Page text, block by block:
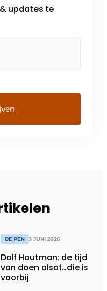
updates te
DE PEN 3 JUNI 2026
Dolf Houtman: de tijd
van doen alsof…die is
voorbij